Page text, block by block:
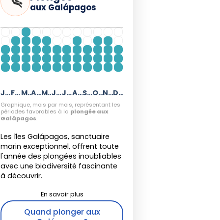
aux Galápagos
Janvier Février Mars Avril Mai Juin Juillet Août Septembre Octobre Novembre Décembre
Graphique, mois par mois, représentant les
périodes favorables à la plongée aux
Galápagos.
Les îles Galápagos, sanctuaire
marin exceptionnel, offrent toute
l'année des plongées inoubliables
avec une biodiversité fascinante
à découvrir.
Quand plonger aux